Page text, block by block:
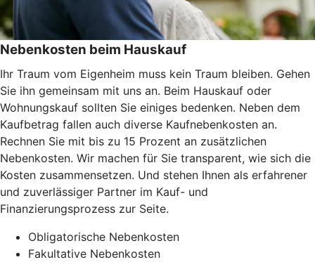
Nebenkosten beim Hauskauf
Ihr Traum vom Eigenheim muss kein Traum bleiben. Gehen
Sie ihn gemeinsam mit uns an. Beim Hauskauf oder
Wohnungskauf sollten Sie einiges bedenken. Neben dem
Kaufbetrag fallen auch diverse Kaufnebenkosten an.
Rechnen Sie mit bis zu 15 Prozent an zusätzlichen
Nebenkosten. Wir machen für Sie transparent, wie sich die
Kosten zusammensetzen. Und stehen Ihnen als erfahrener
und zuverlässiger Partner im Kauf- und
Finanzierungsprozess zur Seite.
Obligatorische Nebenkosten
Fakultative Nebenkosten